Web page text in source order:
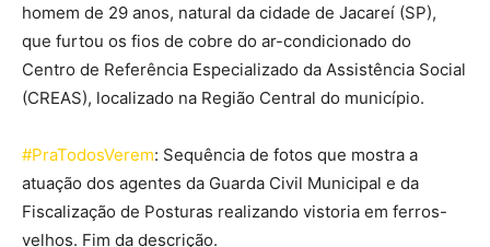
homem de 29 anos, natural da cidade de Jacareí (SP),
que furtou os fios de cobre do ar-condicionado do
Centro de Referência Especializado da Assistência Social
(CREAS), localizado na Região Central do município.
#PraTodosVerem: Sequência de fotos que mostra a
atuação dos agentes da Guarda Civil Municipal e da
Fiscalização de Posturas realizando vistoria em ferros-
velhos. Fim da descrição.